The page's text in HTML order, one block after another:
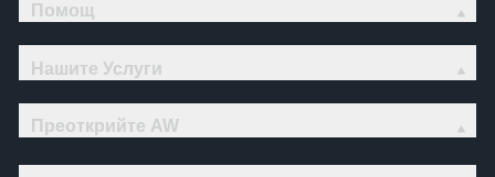
Помощ
Нашите Услуги
Преоткрийте AW